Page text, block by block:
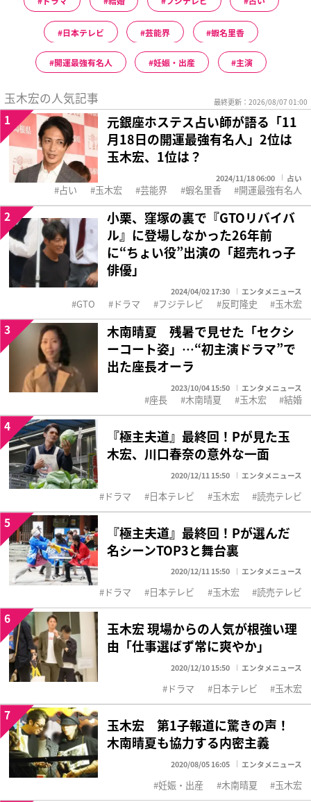
日本テレビ 芸能界 蝦名里香
開運最強有名人 妊娠・出産 主演
玉木宏の人気記事 最終更新：2026/08/07 01:00
元銀座ホステス占い師が語る「11
月18日の開運最強有名人」2位は
玉木宏、1位は？
2024/11/18 06:00 占い
1
占い 玉木宏 芸能界 蝦名里香 開運最強有名人
小栗、窪塚の裏で『GTOリバイバ
ル』に登場しなかった26年前
に“ちょい役”出演の「超売れっ子
俳優」
2024/04/02 17:30 エンタメニュース
2
GTO ドラマ フジテレビ 反町隆史 玉木宏
木南晴夏 残暑で見せた「セクシ
ーコート姿」…“初主演ドラマ”で
出た座長オーラ
2023/10/04 15:50 エンタメニュース
3
座長 木南晴夏 玉木宏 結婚
『極主夫道』最終回！Pが見た玉
木宏、川口春奈の意外な一面
2020/12/11 15:50 エンタメニュース
4
ドラマ 日本テレビ 玉木宏 読売テレビ
『極主夫道』最終回！Pが選んだ
名シーンTOP3と舞台裏
2020/12/11 15:50 エンタメニュース
5
ドラマ 日本テレビ 玉木宏 読売テレビ
玉木宏 現場からの人気が根強い理
由「仕事選ばず常に爽やか」
2020/12/10 15:50 エンタメニュース
6
ドラマ 日本テレビ 玉木宏
玉木宏 第1子報道に驚きの声！
木南晴夏も協力する内密主義
2020/08/05 16:05 エンタメニュース
7
妊娠・出産 木南晴夏 玉木宏